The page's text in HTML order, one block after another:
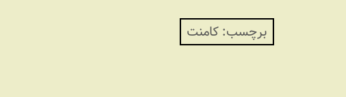
برچسب:کامنت